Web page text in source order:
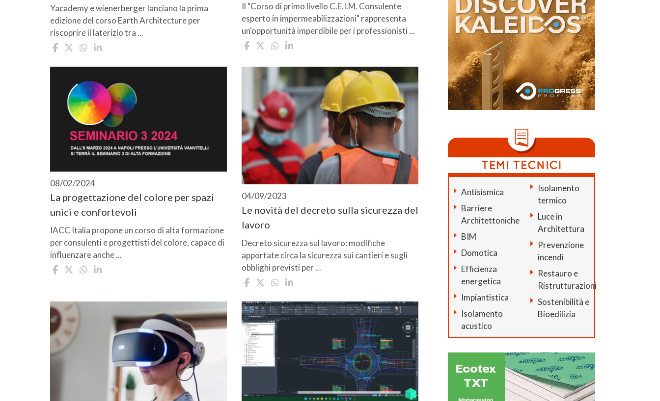
Yacademy e wienerberger lanciano la prima
edizione del corso Earth Architecture per
riscoprire il laterizio tra ...
Il "Corso di primo livello C.E.I.M. Consulente
esperto in impermeabilizzazioni" rappresenta
un'opportunità imperdibile per i professionisti ...
08/02/2024
La progettazione del colore per spazi
unici e confortevoli
IACC Italia propone un corso di alta formazione
per consulenti e progettisti del colore, capace di
influenzare anche ...
04/09/2023
Le novità del decreto sulla sicurezza del
lavoro
Decreto sicurezza sul lavoro: modifiche
apportate circa la sicurezza sui cantieri e sugli
obblighi previsti per ...
Antisismica
Barriere
Architettoniche
BIM
Domotica
Efficienza
energetica
Impiantistica
Isolamento
acustico
Isolamento
termico
Luce in
Architettura
Prevenzione
incendi
Restauro e
Ristrutturazioni
Sostenibilità e
Bioedilizia